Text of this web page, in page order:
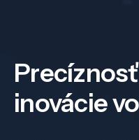
inovácie